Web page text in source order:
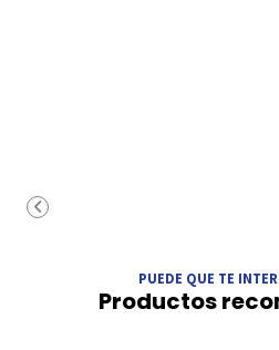
PUEDE QUE TE
Productos